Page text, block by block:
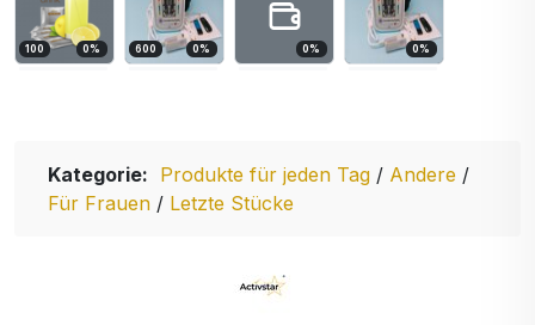
100 0% 600 0% 0% 0%
Kategorie: Produkte für jeden Tag / Andere /
Für Frauen / Letzte Stücke